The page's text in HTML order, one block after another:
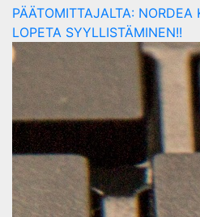
PÄÄTOMITTAJALTA: NORDEA
LOPETA SYYLLISTÄMINEN!!